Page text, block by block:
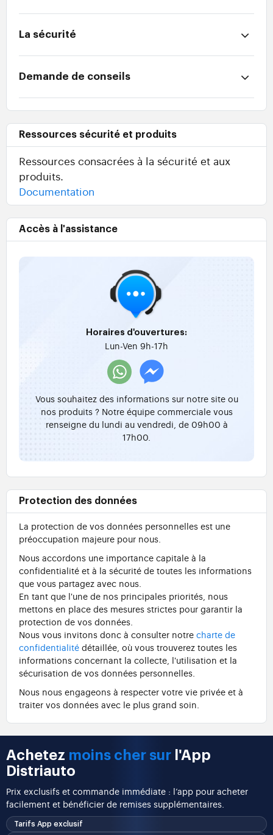
La sécurité
Demande de conseils
Ressources sécurité et produits
Ressources consacrées à la sécurité et aux
produits.
Documentation
Accès à l'assistance
Horaires d'ouvertures:
Lun-Ven 9h-17h
Vous souhaitez des informations sur notre site ou
nos produits ? Notre équipe commerciale vous
renseigne du lundi au vendredi, de 09h00 à
17h00.
Protection des données
La protection de vos données personnelles est une
préoccupation majeure pour nous.
Nous accordons une importance capitale à la
confidentialité et à la sécurité de toutes les informations
que vous partagez avec nous.
En tant que l'une de nos principales priorités, nous
mettons en place des mesures strictes pour garantir la
protection de vos données.
Nous vous invitons donc à consulter notre charte de
confidentialité détaillée, où vous trouverez toutes les
informations concernant la collecte, l'utilisation et la
sécurisation de vos données personnelles.
Nous nous engageons à respecter votre vie privée et à
traiter vos données avec le plus grand soin.
Achetez moins cher sur l'App
Distriauto
Prix exclusifs et commande immédiate : l’app pour acheter
facilement et bénéficier de remises supplémentaires.
Tarifs App exclusif